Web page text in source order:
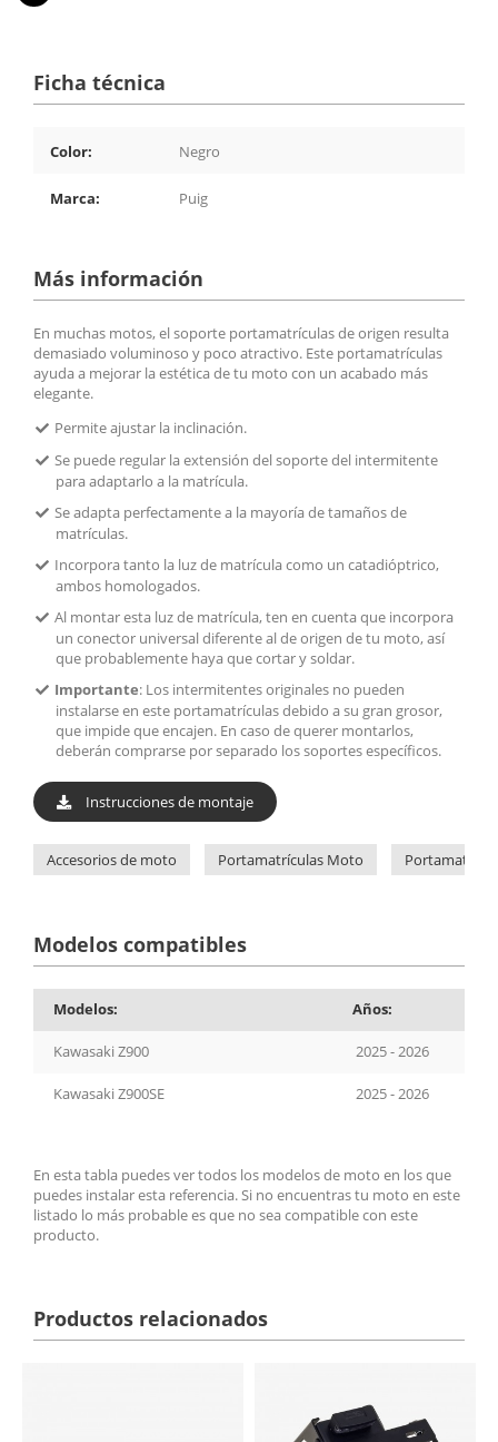
Ficha técnica
Color: Negro
Marca: Puig
Más información
En muchas motos, el soporte portamatrículas de origen resulta
demasiado voluminoso y poco atractivo. Este portamatrículas
ayuda a mejorar la estética de tu moto con un acabado más
elegante.
Permite ajustar la inclinación.
Se puede regular la extensión del soporte del intermitente
para adaptarlo a la matrícula.
Se adapta perfectamente a la mayoría de tamaños de
matrículas.
Incorpora tanto la luz de matrícula como un catadióptrico,
ambos homologados.
Al montar esta luz de matrícula, ten en cuenta que incorpora
un conector universal diferente al de origen de tu moto, así
que probablemente haya que cortar y soldar.
Importante: Los intermitentes originales no pueden
instalarse en este portamatrículas debido a su gran grosor,
que impide que encajen. En caso de querer montarlos,
deberán comprarse por separado los soportes específicos.
Instrucciones de montaje
Accesorios de moto Portamatrículas Moto
Modelos compatibles
Modelos: Años:
Kawasaki Z900 2025 - 2026
Kawasaki Z900SE 2025 - 2026
En esta tabla puedes ver todos los modelos de moto en los que
puedes instalar esta referencia. Si no encuentras tu moto en este
listado lo más probable es que no sea compatible con este
producto.
Productos relacionados